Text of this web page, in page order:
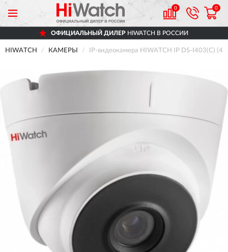
0 0
ОФИЦИАЛЬНЫЙ ДИЛЕРHIWATCH В РОССИИ
HIWATCH КАМЕРЫ IP-видеокамера HIWATCH IP DS-I403(C)